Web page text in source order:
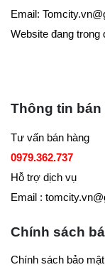
Email:
Website đang trong
Thông tin bán
Tư vấn bán hàng
0979.362.737
Hỗ trợ dịch vụ
Email :
Chính sách
Chính sách bảo mật